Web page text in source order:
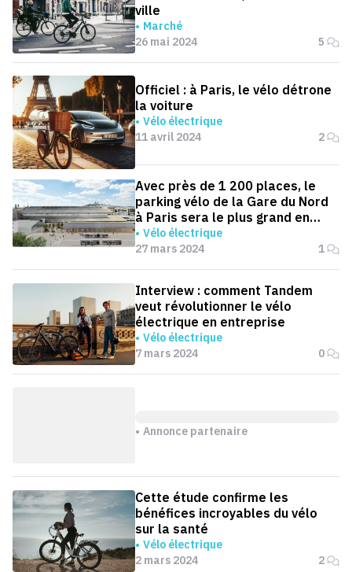
ville
Marché
26 mai 2024
5
Officiel : à Paris, le vélo détrone
la voiture
Vélo électrique
11 avril 2024
2
Avec près de 1 200 places, le
parking vélo de la Gare du Nord
à Paris sera le plus grand en
France
Vélo électrique
27 mars 2024
1
Interview : comment Tandem
veut révolutionner le vélo
électrique en entreprise
Vélo électrique
7 mars 2024
0
Annonce partenaire
Cette étude confirme les
bénéfices incroyables du vélo
sur la santé
Vélo électrique
2 mars 2024
2